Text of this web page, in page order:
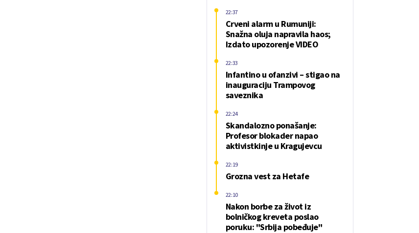
Crveni alarm u Rumuniji:
Snažna oluja napravila haos;
Izdato upozorenje VIDEO
22:37
Infantino u ofanzivi – stigao na
inauguraciju Trampovog
saveznika
22:33
Skandalozno ponašanje:
Profesor blokader napao
aktivistkinje u Kragujevcu
22:24
Grozna vest za Hetafe
22:19
Nakon borbe za život iz
bolničkog kreveta poslao
poruku: "Srbija pobeđuje"
22:10